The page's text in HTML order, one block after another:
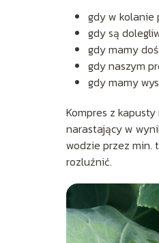
gdy w kolanie
gdy są
gdy mamy
gdy naszym
gdy mamy
Kompres z
narastający w
wodzie przez min.
rozluźnić.